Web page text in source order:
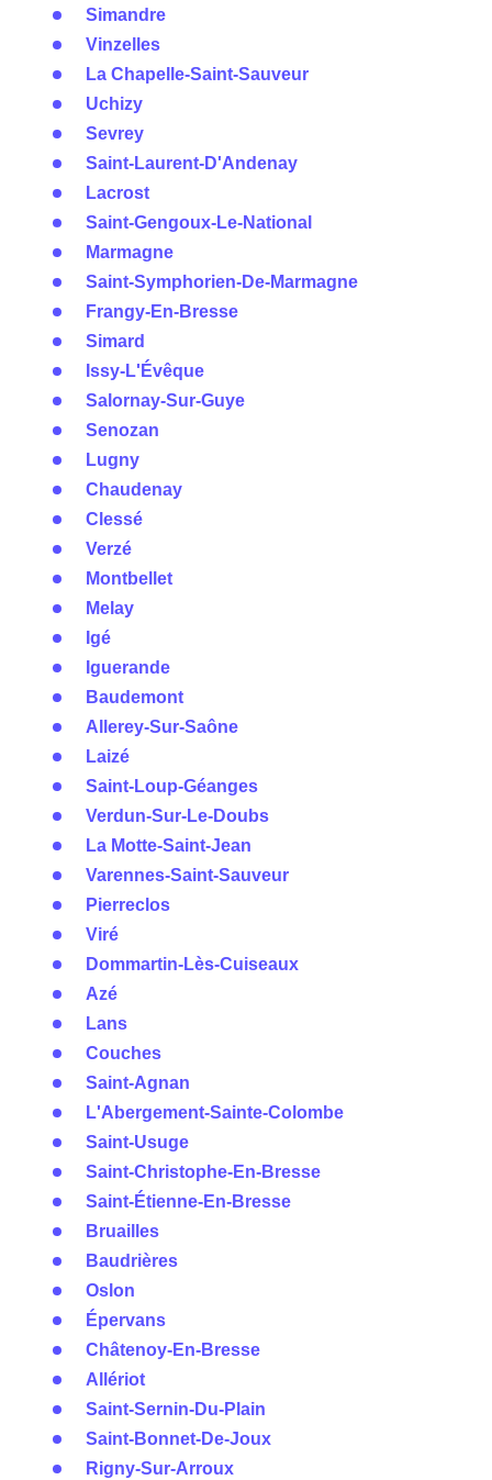
Simandre
Vinzelles
La Chapelle-Saint-Sauveur
Uchizy
Sevrey
Saint-Laurent-D'Andenay
Lacrost
Saint-Gengoux-Le-National
Marmagne
Saint-Symphorien-De-Marmagne
Frangy-En-Bresse
Simard
Issy-L'Évêque
Salornay-Sur-Guye
Senozan
Lugny
Chaudenay
Clessé
Verzé
Montbellet
Melay
Igé
Iguerande
Baudemont
Allerey-Sur-Saône
Laizé
Saint-Loup-Géanges
Verdun-Sur-Le-Doubs
La Motte-Saint-Jean
Varennes-Saint-Sauveur
Pierreclos
Viré
Dommartin-Lès-Cuiseaux
Azé
Lans
Couches
Saint-Agnan
L'Abergement-Sainte-Colombe
Saint-Usuge
Saint-Christophe-En-Bresse
Saint-Étienne-En-Bresse
Bruailles
Baudrières
Oslon
Épervans
Châtenoy-En-Bresse
Allériot
Saint-Sernin-Du-Plain
Saint-Bonnet-De-Joux
Rigny-Sur-Arroux